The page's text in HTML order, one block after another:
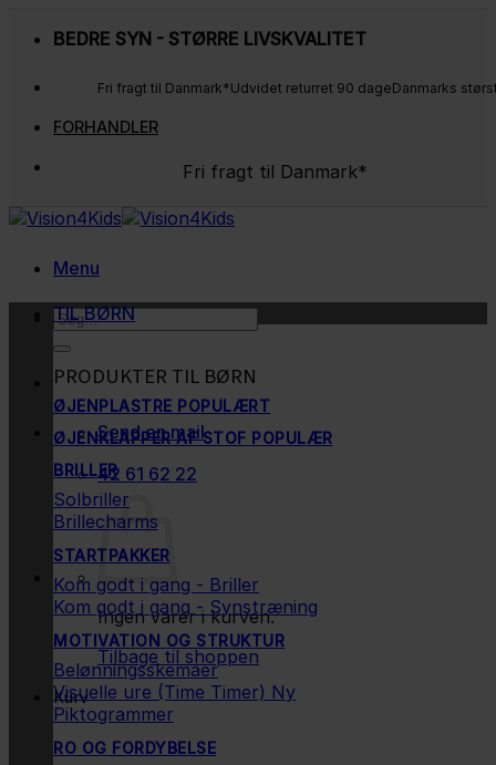
BEDRE SYN - STØRRE LIVSKVALITET
Fri fragt til Danmark*Udvidet returret 90 dageDanmarks
FORHANDLER
Fri fragt til Danmark*
Menu
Søg
Send en mail
42 61 62 22
Ingen varer i kurven.
Tilbage til shoppen
Kurv
TIL BØRN
PRODUKTER TIL BØRN
ØJENPLASTRE
ØJENKLAPPER AF STOF
BRILLER
Solbriller
Brillecharms
STARTPAKKER
Kom godt i gang - Briller
Kom godt i gang - Synstræning
MOTIVATION OG STRUKTUR
Belønningsskemaer
Visuelle ure (Time Timer)
Piktogrammer
RO OG FORDYBELSE